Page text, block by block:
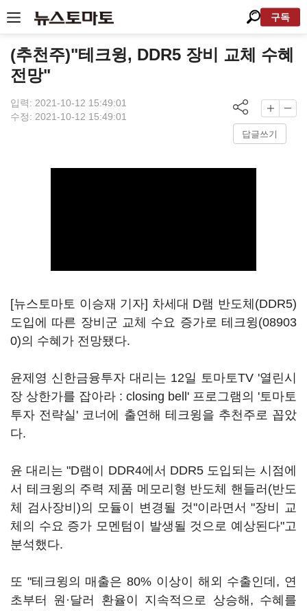
구독
(추천주)"테크윙, DDR5 장비 교체 수혜
전망"
입력: 2021-10-12 15:49:01
수정: 2021-10-12 15:49:01
답글쓰기
[뉴스토마토 이승재 기자] 차세대 D램 반도체(DDR5)
도입에 따른 장비군 교체 수요 증가로 테크윙(08903
0)의 수혜가 전망됐다.
윤제영 신한금융투자 대리는 12일 토마토TV '열린시
장 상한가를 잡아라 : closing bell' 프로그램의 '토마토
투자 전략실' 코너에 출연해 테크윙을 추천주로 꼽았
다.
윤 대리는 "D램이 DDR4에서 DDR5 도입되는 시점에
서 테크윙의 주력 제품 메모리형 반도체 핸들러(반도
체 검사장비)의 모듈이 변경될 것"이라면서 "장비 교
체의 수요 증가 모멘텀이 발생될 것으로 예상된다"고
분석했다.
또 "테크윙의 매출은 80% 이상이 해외 수출인데, 연
초부터 원·달러 환율이 지속적으로 상승해, 수혜를